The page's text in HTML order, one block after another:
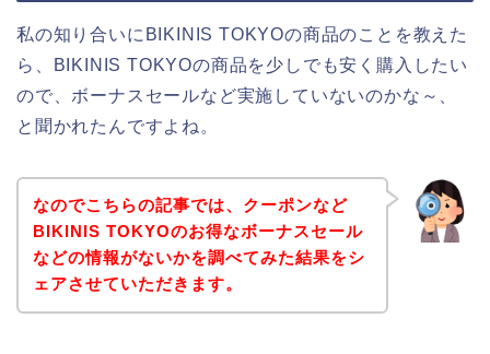
私の知り合いにBIKINIS TOKYOの商品のことを教えた
ら、BIKINIS TOKYOの商品を少しでも安く購入したい
ので、ボーナスセールなど実施していないのかな～、
と聞かれたんですよね。
なのでこちらの記事では、クーポンなど
BIKINIS TOKYOのお得なボーナスセール
などの情報がないかを調べてみた結果をシ
ェアさせていただきます。